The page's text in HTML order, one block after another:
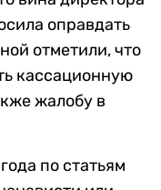
оправдать
отметили, что
кассационную
жалобу в
по статьям